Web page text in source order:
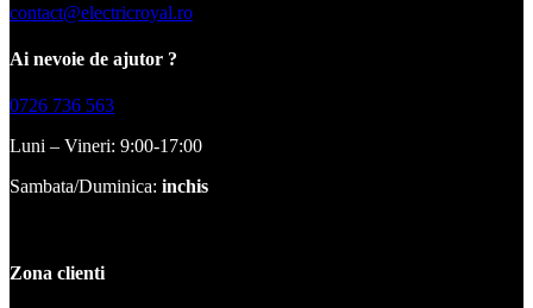
contact@electricroyal.ro
Ai nevoie de ajutor ?
0726 736 563
Luni – Vineri: 9:00-17:00
Sambata/Duminica: inchis
Zona clienti